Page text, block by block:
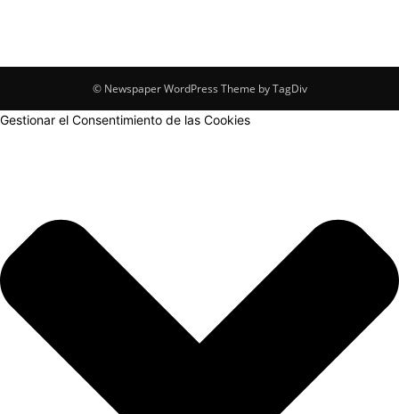
© Newspaper WordPress Theme by TagDiv
Gestionar el Consentimiento de las Cookies